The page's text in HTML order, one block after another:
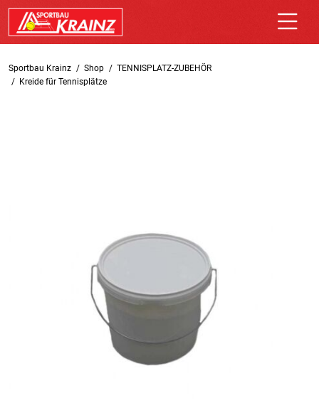
Sportbau Krainz Shop
TENNISPLATZ-ZUBEHÖR
Kreide für Tennisplätze